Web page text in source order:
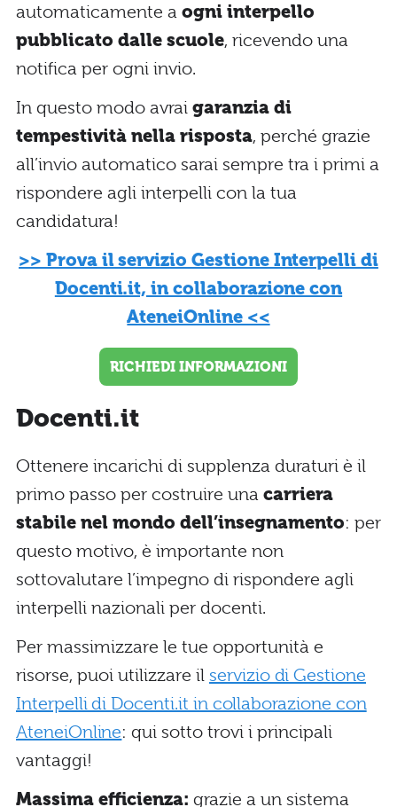
automaticamente a ogni interpello
pubblicato dalle scuole, ricevendo una
notifica per ogni invio.
In questo modo avrai garanzia di
tempestività nella risposta, perché grazie
all’invio automatico sarai sempre tra i primi a
rispondere agli interpelli con la tua
candidatura!
>> Prova il servizio Gestione Interpelli di
Docenti.it, in collaborazione con
AteneiOnline <<
RICHIEDI INFORMAZIONI
Docenti.it
Ottenere incarichi di supplenza duraturi è il
primo passo per costruire una carriera
stabile nel mondo dell’insegnamento: per
questo motivo, è importante non
sottovalutare l’impegno di rispondere agli
interpelli nazionali per docenti.
Per massimizzare le tue opportunità e
risorse, puoi utilizzare il servizio di Gestione
Interpelli di Docenti.it in collaborazione con
AteneiOnline: qui sotto trovi i principali
vantaggi!
Massima efficienza: grazie a un sistema